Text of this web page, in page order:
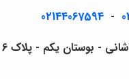
-
02144067594
یکم - پلاک 6 - آرشا خودرو